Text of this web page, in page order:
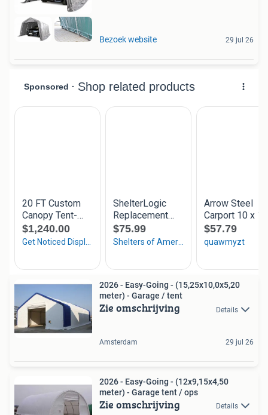
Bezoek website 29 jul 26
2026 - Easy-Going - (15,25x10,0x5,20
meter) - Garage / tent
Zie omschrijving Details
Amsterdam 29 jul 26
2026 - Easy-Going - (12x9,15x4,50
meter) - Garage tent / ops
Zie omschrijving Details